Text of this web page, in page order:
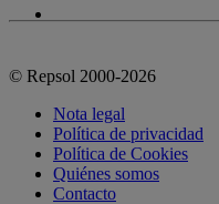
© Repsol 2000-2026
Nota legal
Política de privacidad
Política de Cookies
Quiénes somos
Contacto